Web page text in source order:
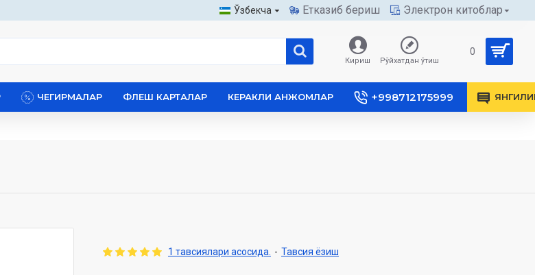
Ўзбекча Етказиб бериш Электрон китоблар
Кириш Рўйхатдан ўтиш
0
ЧЕГИРМАЛАР ФЛЕШ КАРТАЛАР КЕРАКЛИ АНЖОМЛАР +998712175999
1 тавсиялари асосида. - Тавсия ёзиш